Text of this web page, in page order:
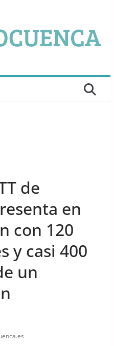
de
en
con 120
y casi 400
un